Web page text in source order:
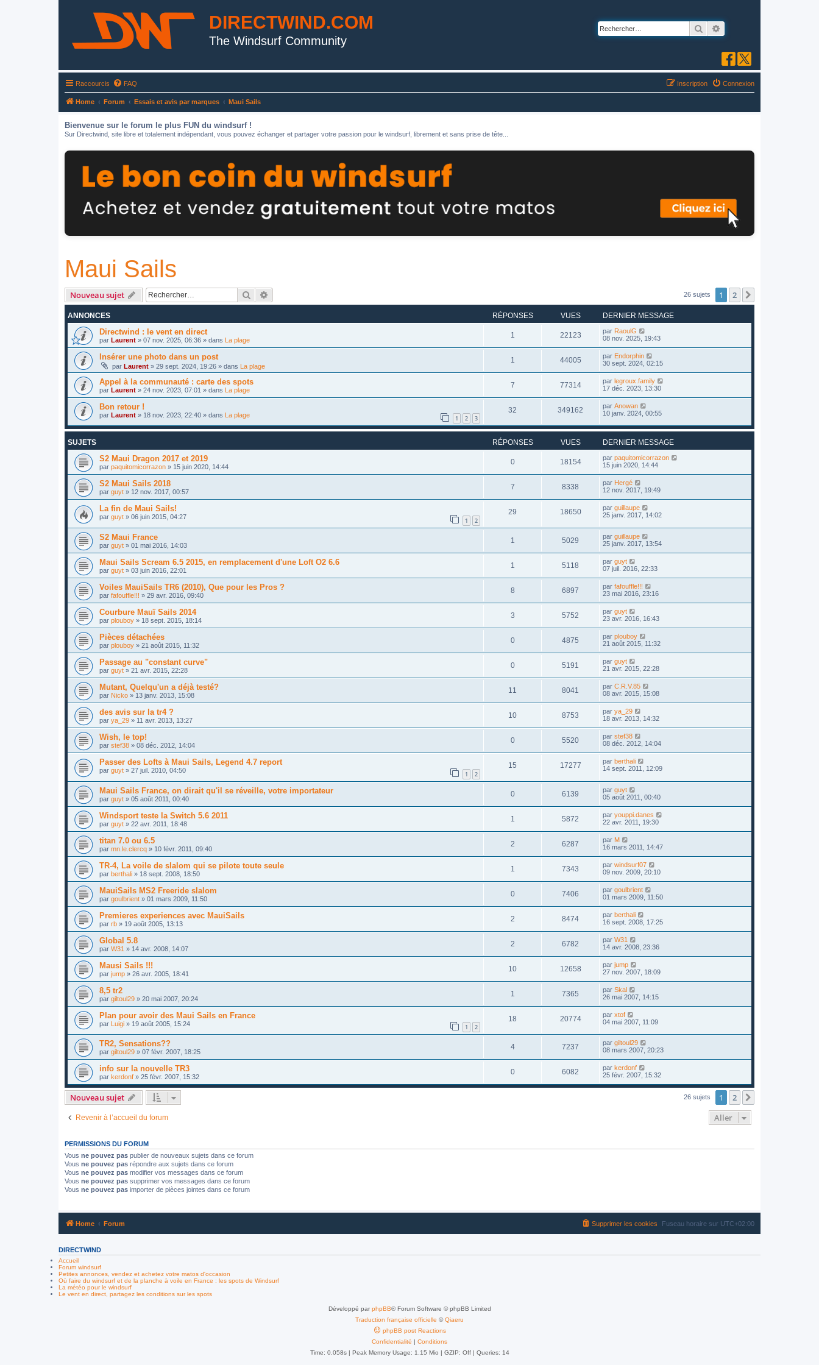
DIRECTWIND.COM
The Windsurf Community
Rechercher
Raccourcis FAQ Connexion
Inscription
Home Forum Essais et avis par marques Maui Sails
Bienvenue sur le forum le plus FUN du windsurf !
Sur Directwind, site libre et totalement indépendant, vous pouvez échanger et partager votre passion pour le windsurf, librement et sans prise de tête...
Maui Sails
Nouveau sujet Rechercher 26 sujets 1 2
ANNONCES RÉPONSES VUES DERNIER MESSAGE
Directwind : le vent en direct
par Laurent » 07 nov. 2025, 06:36 » dans La plage
1 22123 par RaoulG
08 nov. 2025, 19:43
Insérer une photo dans un post
par Laurent » 29 sept. 2024, 19:26 » dans La plage
1 44005 par Endorphin
30 sept. 2024, 02:15
Appel à la communauté : carte des spots
par Laurent » 24 nov. 2023, 07:01 » dans La plage
7 77314 par legroux.family
17 déc. 2023, 13:30
Bon retour !
par Laurent » 18 nov. 2023, 22:40 » dans La plage 1 2 3
32 349162 par Anowan
10 janv. 2024, 00:55
SUJETS RÉPONSES VUES DERNIER MESSAGE
S2 Maui Dragon 2017 et 2019
par paquitomicorrazon » 15 juin 2020, 14:44
0 18154 par paquitomicorrazon
15 juin 2020, 14:44
S2 Maui Sails 2018
par guyt » 12 nov. 2017, 00:57
7 8338 par Hergé
12 nov. 2017, 19:49
La fin de Maui Sails!
par guyt » 06 juin 2015, 04:27 1 2
29 18650 par guillaupe
25 janv. 2017, 14:02
S2 Maui France
par guyt » 01 mai 2016, 14:03
1 5029 par guillaupe
25 janv. 2017, 13:54
Maui Sails Scream 6.5 2015, en remplacement d'une Loft O2 6.6
par guyt » 03 juin 2016, 22:01
1 5118 par guyt
07 juil. 2016, 22:33
Voiles MauiSails TR6 (2010), Que pour les Pros ?
par fafouffle!!! » 29 avr. 2016, 09:40
8 6897 par fafouffle!!!
23 mai 2016, 23:16
Courbure Mauï Sails 2014
par plouboy » 18 sept. 2015, 18:14
3 5752 par guyt
23 avr. 2016, 16:43
Pièces détachées
par plouboy » 21 août 2015, 11:32
0 4875 par plouboy
21 août 2015, 11:32
Passage au "constant curve"
par guyt » 21 avr. 2015, 22:28
0 5191 par guyt
21 avr. 2015, 22:28
Mutant, Quelqu'un a déjà testé?
par Nicko » 13 janv. 2013, 15:08
11 8041 par C.R.V.85
08 avr. 2015, 15:08
des avis sur la tr4 ?
par ya_29 » 11 avr. 2013, 13:27
10 8753 par ya_29
18 avr. 2013, 14:32
Wish, le top!
par stef38 » 08 déc. 2012, 14:04
0 5520 par stef38
08 déc. 2012, 14:04
Passer des Lofts à Maui Sails, Legend 4.7 report
par guyt » 27 juil. 2010, 04:50 1 2
15 17277 par berthali
14 sept. 2011, 12:09
Maui Sails France, on dirait qu'il se réveille, votre importateur
par guyt » 05 août 2011, 00:40
0 6139 par guyt
05 août 2011, 00:40
Windsport teste la Switch 5.6 2011
par guyt » 22 avr. 2011, 18:48
1 5872 par youppi.danes
22 avr. 2011, 19:30
titan 7.0 ou 6.5
par mn.le.clercq » 10 févr. 2011, 09:40
2 6287 par M
16 mars 2011, 14:47
TR-4, La voile de slalom qui se pilote toute seule
par berthali » 18 sept. 2008, 18:50
1 7343 par windsurf07
09 nov. 2009, 20:10
MauiSails MS2 Freeride slalom
par goulbrient » 01 mars 2009, 11:50
0 7406 par goulbrient
01 mars 2009, 11:50
Premieres experiences avec MauiSails
par rb » 19 août 2005, 13:13
2 8474 par berthali
16 sept. 2008, 17:25
Global 5.8
par W31 » 14 avr. 2008, 14:07
2 6782 par W31
14 avr. 2008, 23:36
Mausi Sails !!!
par jump » 26 avr. 2005, 18:41
10 12658 par jump
27 nov. 2007, 18:09
8,5 tr2
par giltoul29 » 20 mai 2007, 20:24
1 7365 par Skal
26 mai 2007, 14:15
Plan pour avoir des Maui Sails en France
par Luigi » 19 août 2005, 15:24 1 2
18 20774 par xtof
04 mai 2007, 11:09
TR2, Sensations??
par giltoul29 » 07 févr. 2007, 18:25
4 7237 par giltoul29
08 mars 2007, 20:23
info sur la nouvelle TR3
par kerdonf » 25 févr. 2007, 15:32
0 6082 par kerdonf
25 févr. 2007, 15:32
Nouveau sujet 26 sujets 1 2
Revenir à l’accueil du forum Aller
PERMISSIONS DU FORUM
Vous ne pouvez pas publier de nouveaux sujets dans ce forum
Vous ne pouvez pas répondre aux sujets dans ce forum
Vous ne pouvez pas modifier vos messages dans ce forum
Vous ne pouvez pas supprimer vos messages dans ce forum
Vous ne pouvez pas importer de pièces jointes dans ce forum
Home Forum Fuseau horaire sur UTC+02:00
Supprimer les cookies
DIRECTWIND
Accueil
Forum windsurf
Petites annonces, vendez et achetez votre matos d'occasion
Où faire du windsurf et de la planche à voile en France : les spots de Windsurf
La météo pour le windsurf
Le vent en direct, partagez les conditions sur les spots
Développé parphpBB® Forum Software © phpBB Limited
Traduction française officielle ©Qiaeru
phpBB post Reactions
Confidentialité | Conditions
Time: 0.058s| Peak Memory Usage: 1.15 Mio | GZIP: Off | Queries: 14